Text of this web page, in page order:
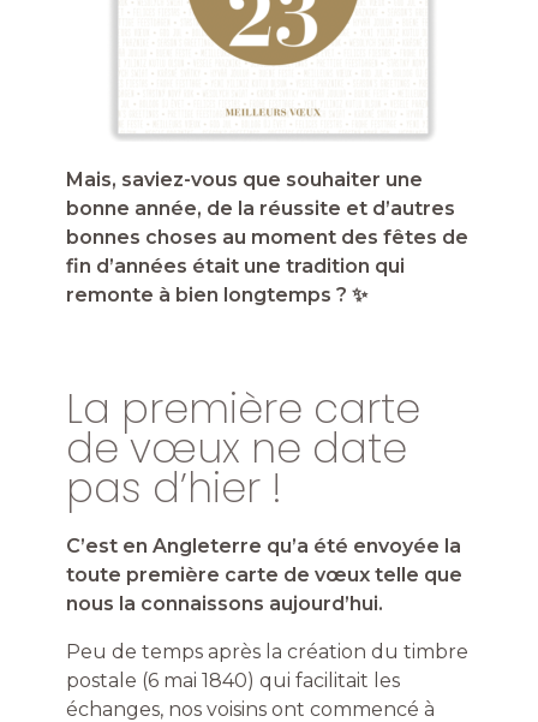
Mais, saviez-vous que souhaiter une
bonne année, de la réussite et d’autres
bonnes choses au moment des fêtes de
fin d’années était une tradition qui
remonte à bien longtemps ? ✨
La première carte
de vœux ne date
pas d’hier !
C’est en Angleterre qu’a été envoyée la
toute première carte de vœux telle que
nous la connaissons aujourd’hui.
Peu de temps après la création du timbre
postale (6 mai 1840) qui facilitait les
échanges, nos voisins ont commencé à